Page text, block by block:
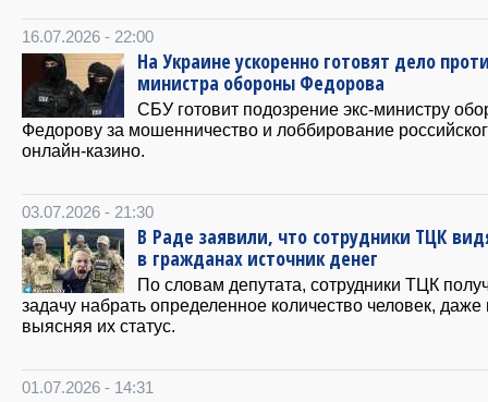
16.07.2026 - 22:00
На Украине ускоренно готовят дело
министра обороны Федорова
СБУ готовит подозрение экс-министру
Федорову за мошенничество и лоббирование
онлайн-казино.
03.07.2026 - 21:30
В Раде заявили, что сотрудники ТЦК
в гражданах источник денег
По словам депутата, сотрудники ТЦК
задачу набрать определенное количество человек, даже
выясняя их статус.
01.07.2026 - 14:31